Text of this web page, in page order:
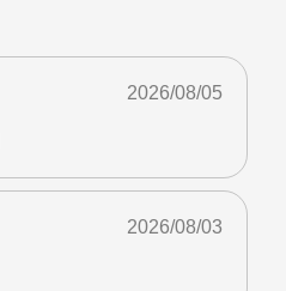
2026/08/05
2026/08/03